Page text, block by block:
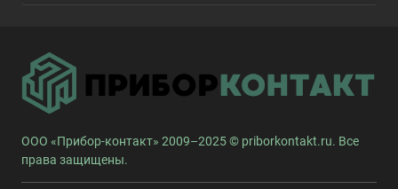
ООО «Прибор-контакт» 2009–2025 © priborkontakt.ru. Все
права защищены.